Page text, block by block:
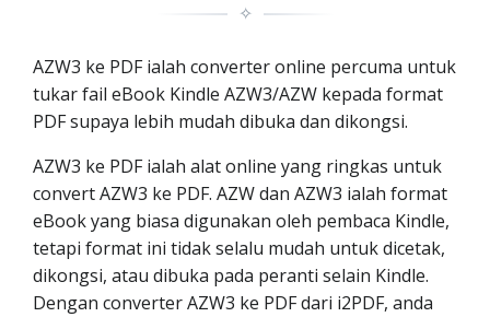
✧
AZW3 ke PDF ialah converter online percuma untuk
tukar fail eBook Kindle AZW3/AZW kepada format
PDF supaya lebih mudah dibuka dan dikongsi.
AZW3 ke PDF ialah alat online yang ringkas untuk
convert AZW3 ke PDF. AZW dan AZW3 ialah format
eBook yang biasa digunakan oleh pembaca Kindle,
tetapi format ini tidak selalu mudah untuk dicetak,
dikongsi, atau dibuka pada peranti selain Kindle.
Dengan converter AZW3 ke PDF dari i2PDF, anda